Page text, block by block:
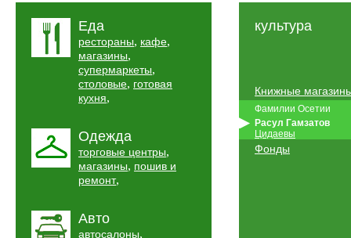
Еда
рестораны, кафе,
магазины,
супермаркеты,
столовые, готовая
кухня,
Одежда
торговые центры,
магазины, пошив и
ремонт,
Авто
автосалоны,
культура
Книжные
Фамилии Осетии
Расул Гамзатов
Цидаевы
Фонды